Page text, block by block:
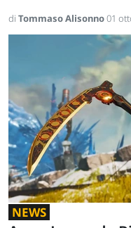
di Tommaso Alisonno01
NEWS